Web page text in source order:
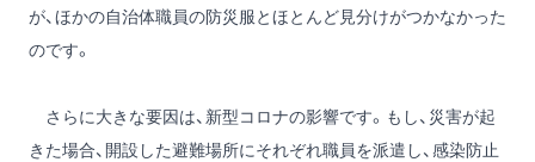
が、ほかの自治体職員の防災服とほとんど見分けがつかなかった
のです。
さらに大きな要因は、新型コロナの影響です。もし、災害が起
きた場合、開設した避難場所にそれぞれ職員を派遣し、感染防止